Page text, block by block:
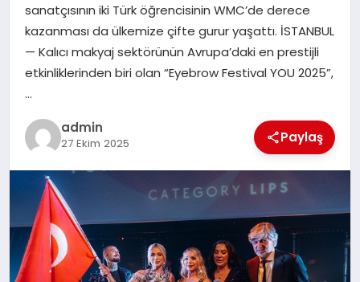
DÜNYA
EĞITIM
sanatçısının iki Türk öğrencisinin WMC’de derece
kazanması da ülkemize çifte gurur yaşattı. İSTANBUL
— Kalıcı makyaj sektörünün Avrupa’daki en prestijli
etkinliklerinden biri olan “Eyebrow Festival YOU 2025”,
…
admin
27 Ekim 2025 Paylaş